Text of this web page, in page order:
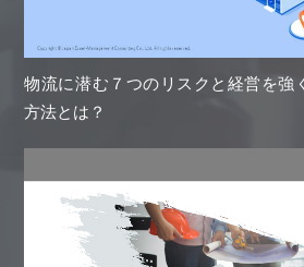
物流に潜む７つのリスクと経営を強
方法とは？